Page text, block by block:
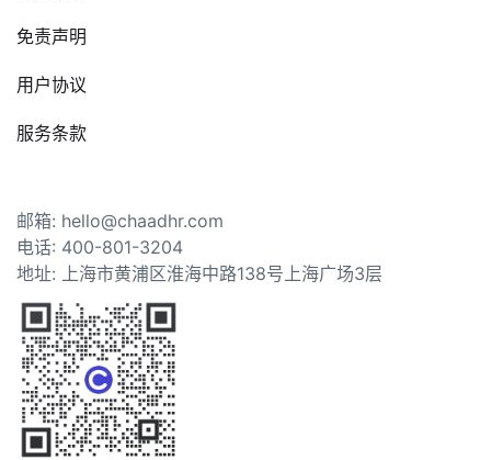
免责声明
用户协议
服务条款
邮箱: hello@chaadhr.com
电话: 400-801-3204
地址: 上海市黄浦区淮海中路138号上海广场3层